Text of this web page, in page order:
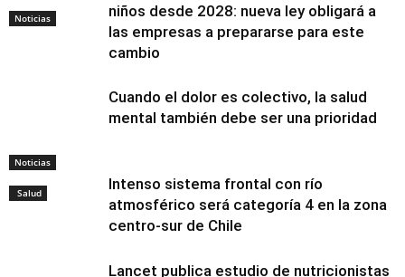
Noticias
Noticias
niños desde 2028: nueva ley obligará a
las empresas a prepararse para este
cambio
Salud
Cuando el dolor es colectivo, la salud
mental también debe ser una prioridad
Intenso sistema frontal con río
atmosférico será categoría 4 en la zona
centro-sur de Chile
Lancet publica estudio de nutricionistas